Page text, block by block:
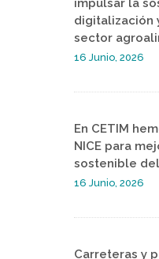
impulsar la
digitalización
sector
16 Junio, 2026
En CETIM
NICE para
sostenible
16 Junio, 2026
Carreteras y